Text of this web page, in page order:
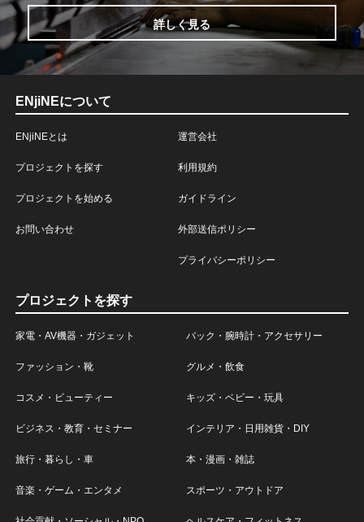
詳しく見る
ENjiNEについて
ENjiNEとは
プロジェクトを探す
プロジェクトを始める
お問い合わせ
運営会社
利用規約
ガイドライン
外部送信ポリシー
プライバシーポリシー
プロジェクトを探す
家電・AV機器・ガジェット バック・腕時計・アクセサリー
ファッション・靴 グルメ・飲食
コスメ・ビューティー キッズ・ベビー・玩具
ビジネス・教育・セミナー インテリア・日用雑貨・DIY
旅行・暮らし・車 本・漫画・雑誌
音楽・ゲーム・エンタメ スポーツ・アウトドア